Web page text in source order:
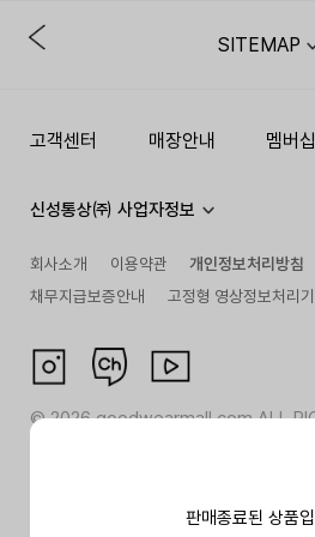
판매종료된 상품
SITEMAP
고객센터 매장안내 멤버
신성통상㈜ 사업자정보
회사소개 이용약관
개인정보처리방침
채무지급보증안내
고정형 영상정보처리
©2026goodwearmall.com ALL